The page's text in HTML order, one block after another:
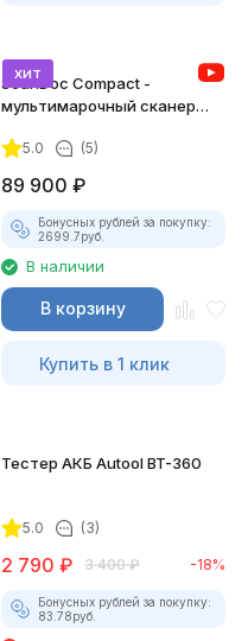
хит
ScanDoc Compact -
мультимарочный сканер
5.0 (5)
89 900 ₽
Бонусных рублей за покупку:
2699.7руб.
В наличии
В корзину
Купить в 1 клик
Тестер АКБ Autool BT-360
5.0 (3)
2 790 ₽ 3 400 ₽ -18%
Бонусных рублей за покупку:
83.78руб.